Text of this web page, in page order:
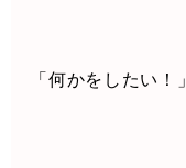
「何かをしたい！」